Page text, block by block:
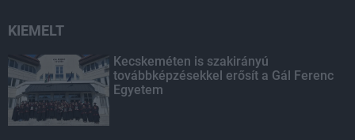
KIEMELT
Kecskeméten is szakirányú
továbbképzésekkel erősít a Gál Ferenc
Egyetem